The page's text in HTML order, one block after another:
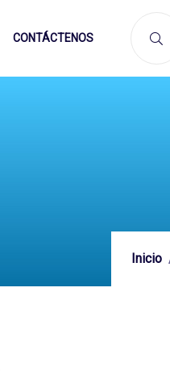
CONTÁCTENOS
Inicio